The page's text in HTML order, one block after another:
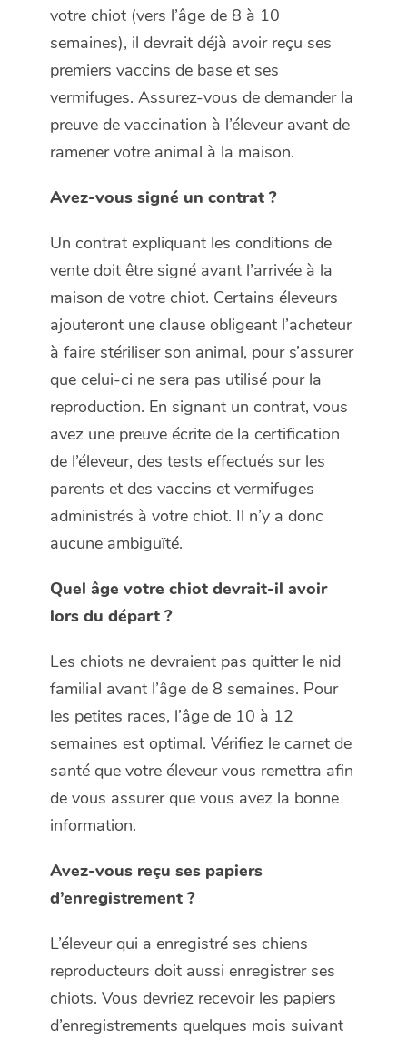
votre chiot (vers l’âge de 8 à 10
semaines), il devrait déjà avoir reçu ses
premiers vaccins de base et ses
vermifuges. Assurez-vous de demander la
preuve de vaccination à l’éleveur avant de
ramener votre animal à la maison.
Avez-vous signé un contrat ?
Un contrat expliquant les conditions de
vente doit être signé avant l’arrivée à la
maison de votre chiot. Certains éleveurs
ajouteront une clause obligeant l’acheteur
à faire stériliser son animal, pour s’assurer
que celui-ci ne sera pas utilisé pour la
reproduction. En signant un contrat, vous
avez une preuve écrite de la certification
de l’éleveur, des tests effectués sur les
parents et des vaccins et vermifuges
administrés à votre chiot. Il n’y a donc
aucune ambiguïté.
Quel âge votre chiot devrait-il avoir
lors du départ ?
Les chiots ne devraient pas quitter le nid
familial avant l’âge de 8 semaines. Pour
les petites races, l’âge de 10 à 12
semaines est optimal. Vérifiez le carnet de
santé que votre éleveur vous remettra afin
de vous assurer que vous avez la bonne
information.
Avez-vous reçu ses papiers
d’enregistrement ?
L’éleveur qui a enregistré ses chiens
reproducteurs doit aussi enregistrer ses
chiots. Vous devriez recevoir les papiers
d’enregistrements quelques mois suivant